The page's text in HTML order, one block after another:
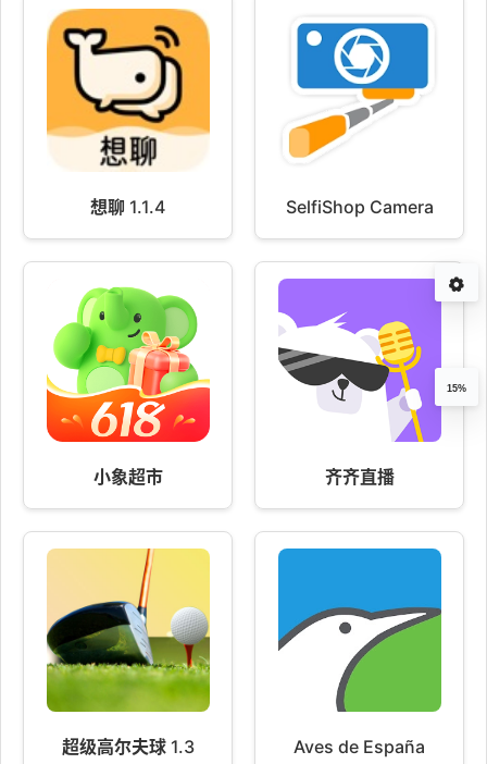
想聊 1.1.4 SelfiShop Camera
小象超市 齐齐直播
超级高尔夫球 1.3 Aves de España
15%